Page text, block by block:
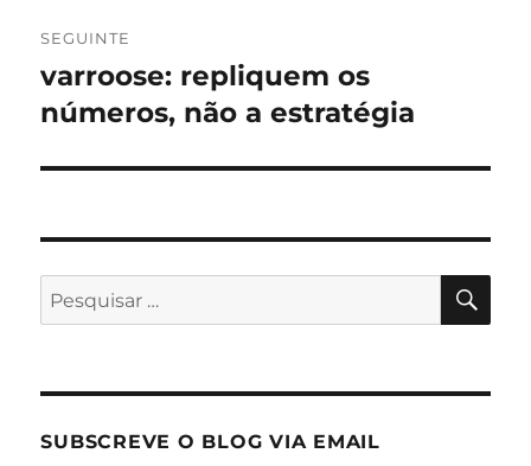
SEGUINTE
Artigo
seguinte:
varroose: repliquem os
números, não a estratégia
Pesquisar
por:
SUBSCREVE O BLOG VIA EMAIL